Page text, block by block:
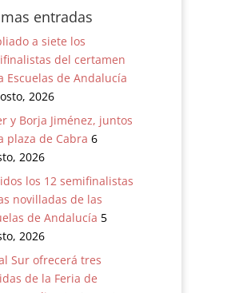
entradas
a siete los
del certamen
Escuelas de Andalucía
2026
y Borja Jiménez, juntos
plaza de Cabra 6
2026
los 12 semifinalistas
novilladas de las
de Andalucía 5
2026
Sur ofrecerá tres
de la Feria de